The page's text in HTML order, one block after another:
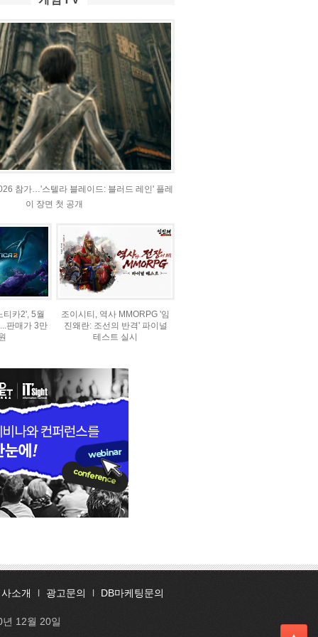
참가…'스텔라 블레이드: 블러드 레인' 플레
이 장면 첫 공개
티카2', 5월
판매가 3만
조이시티, 역사 MMORPG '임
진왜란: 조선의 반격' 파이널
테스트 실시
소개 l 광고문의 l DB마케팅문의
12월 20일